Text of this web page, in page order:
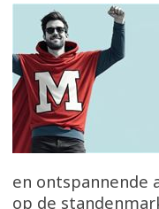
en ontspannende
op de